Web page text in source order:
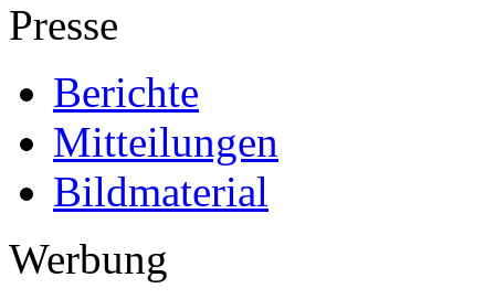
Presse
Berichte
Mitteilungen
Bildmaterial
Werbung